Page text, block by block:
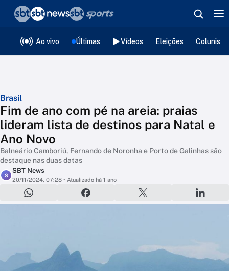
Ao vivo Últimas Vídeos Eleições
Brasil
Fim de ano com pé na areia: praias
lideram lista de destinos para Natal e
Ano Novo
Balneário Camboriú, Fernando de Noronha e Porto de Galinhas são
destaque nas duas datas
S
SBT News
20/11/2024, 07:28 • Atualizado há 1 ano
❮voltar
Editorias